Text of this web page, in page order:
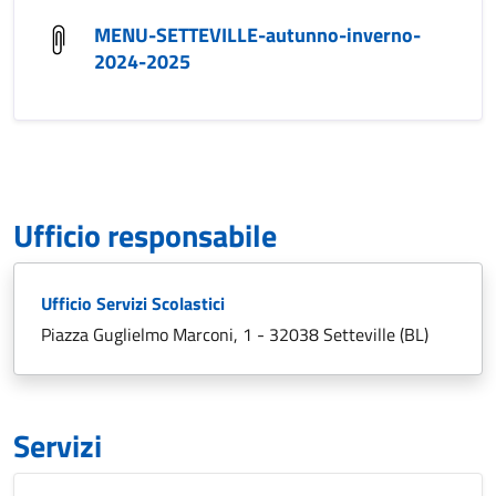
MENU-SETTEVILLE-autunno-inverno-
2024-2025
Ufficio responsabile
Ufficio Servizi Scolastici
Piazza Guglielmo Marconi, 1 - 32038 Setteville (BL)
Servizi